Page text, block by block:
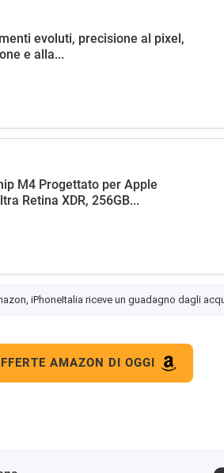
evoluti, precisione al pixel,
e alla...
M4 Progettato per Apple
Retina XDR, 256GB...
iPhoneItalia riceve un guadagno dagli
AMAZON DI OGGI